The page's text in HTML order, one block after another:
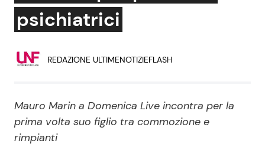
Persone Scomparse
Politica Reality e Talent
ShowBiz
psichiatrici
REDAZIONE ULTIMENOTIZIEFLASH
Mauro Marin a Domenica Live incontra per la
prima volta suo figlio tra commozione e
rimpianti